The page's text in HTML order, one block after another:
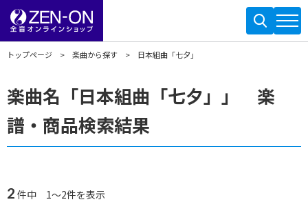
トップページ 楽曲から探す 日本組曲「七夕」
楽曲名「日本組曲「七夕」」 楽
譜・商品検索結果
2 件中 1～2件を表示